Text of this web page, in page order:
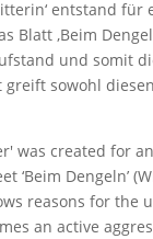
entstand
‚Beim
und somit
sowohl
was created for
‘Beim Dengeln’
reasons for
an active